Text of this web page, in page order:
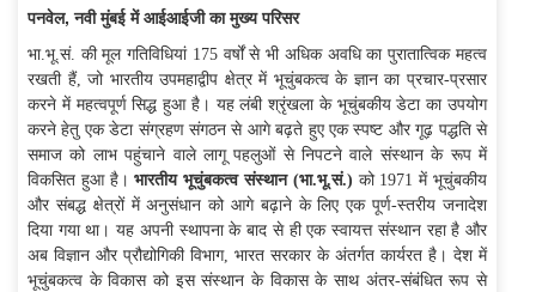
पनवेल, नवी मुंबई में आईआईजी का मुख्य परिसर
भा.भू.सं. की मूल गतिविधियां 175 वर्षों सेभी अधिक अवधि का पुरातात्विक महत्व
रखती हैं, जो भारतीय उपमहाद्वीप क्षेत्र में भूचुंबकत्व के ज्ञान का प्रचार-प्रसार
करने में महत्वपूर्ण सिद्ध हुआ है। यह लंबी श्रृंखला के भूचुंबकीय डेटा का उपयोग
करने हेतु एक डेटा संग्रहण संगठन से आगे बढ़ते हुए एक स्पष्ट और गूढ़ पद्धति से
समाज को लाभ पहुंचाने वाले लागू पहलुओं से निपटने वाले संस्थान के रूप में
विकसित हुआ है।भारतीय भूचुंबकत्व संस्थान (भा.भू.सं.) को 1971 में भूचुंबकीय
और संबद्ध क्षेत्रों में अनुसंधान को आगे बढ़ाने के लिए एक पूर्ण-स्तरीय जनादेश
दिया गया था। यह अपनी स्थापना के बाद से ही एक स्वायत्त संस्थान रहा है और
अब विज्ञान और प्रौद्योगिकी विभाग, भारत सरकार के अंतर्गत कार्यरत है। देश में
भूचुंबकत्व के विकास को इस संस्थान के विकास के साथ अंतर-संबंधित रूप से